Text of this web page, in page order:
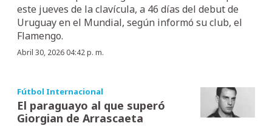
este jueves de la clavícula, a 46 días del debut de
Uruguay en el Mundial, según informó su club, el
Flamengo.
Abril 30, 2026 04:42 p. m.
Fútbol Internacional
El paraguayo al que superó
Giorgian de Arrascaeta